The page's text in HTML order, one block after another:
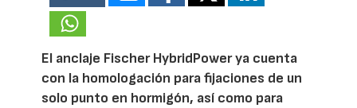
El anclaje Fischer HybridPower ya cuenta
con la homologación para fijaciones de un
solo punto en hormigón, así como para